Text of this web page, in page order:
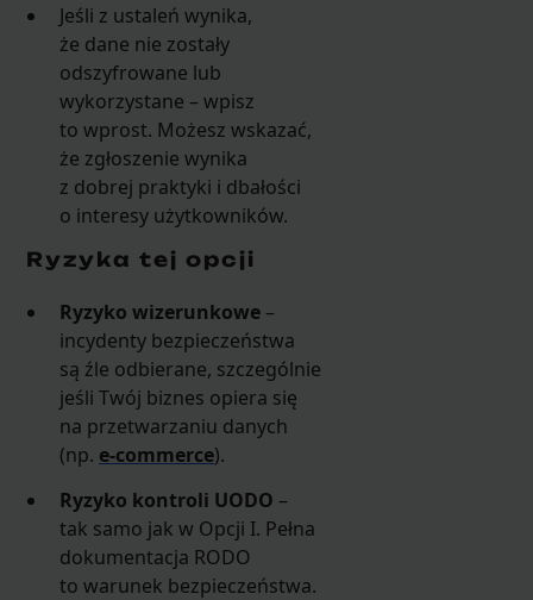
Jeśli z ustaleń wynika,
że dane nie zostały
odszyfrowane lub
wykorzystane – wpisz
to wprost. Możesz wskazać,
że zgłoszenie wynika
z dobrej praktyki i dbałości
o interesy użytkowników.
Ryzyka tej opcji
Ryzyko wizerunkowe –
incydenty bezpieczeństwa
są źle odbierane, szczególnie
jeśli Twój biznes opiera się
na przetwarzaniu danych
(np. e-commerce).
Ryzyko kontroli UODO –
tak samo jak w Opcji I. Pełna
dokumentacja RODO
to warunek bezpieczeństwa.